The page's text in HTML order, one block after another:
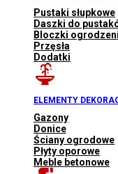
Pustaki słupkowe
Daszki do
Bloczki
Przęsła
Dodatki
ELEMENTY
Gazony
Donice
Ściany ogrodowe
Płyty oporowe
Meble betonowe